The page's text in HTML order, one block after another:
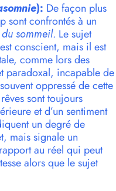
): De façon plus
sont confrontés à un
sommeil. Le sujet
conscient, mais il est
comme lors des
paradoxal, incapable de
oppressé de cette
sont toujours
et d’un sentiment
un degré de
mais signale un
au réel qui peut
alors que le sujet